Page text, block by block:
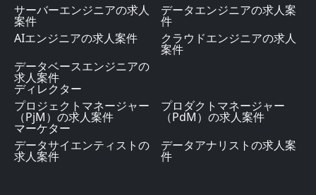
サーバーエンジニアの求人
案件
データエンジニアの求人案
件
AIエンジニアの求人案件
クラウドエンジニアの求人
案件
データベースエンジニアの
求人案件
ディレクター
プロジェクトマネージャー
（PjM）の求人案件
プロダクトマネージャー
（PdM）の求人案件
マーケター
データサイエンティストの
求人案件
データアナリストの求人案
件